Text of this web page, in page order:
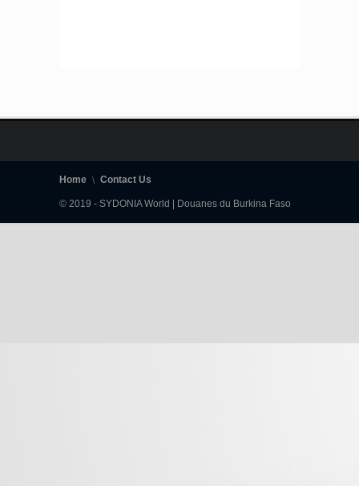
Home Contact Us
© 2019 - SYDONIA World | Douanes du Burkina Faso